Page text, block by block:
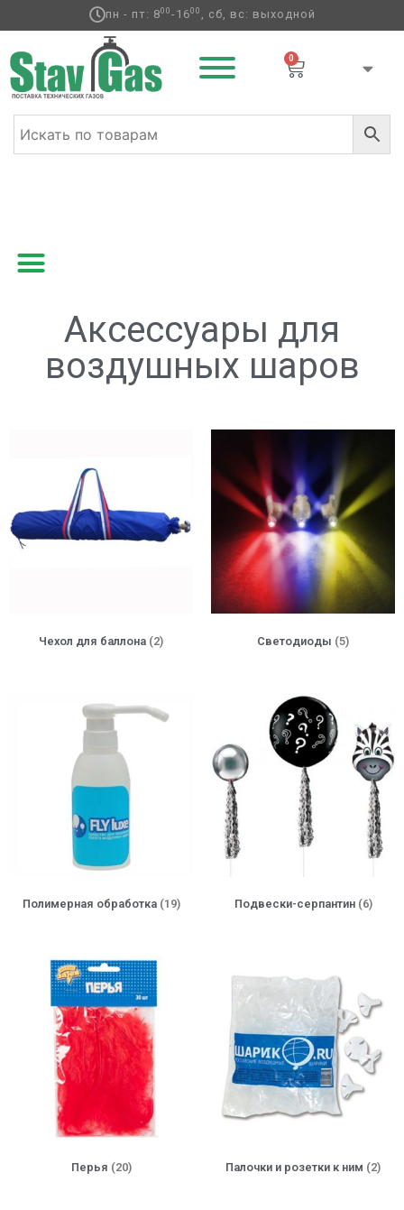
пн - пт: 800-1600 , сб, вс: выходной
0
Аксессуары для
воздушных шаров
Чехол для баллона (2) Светодиоды (5)
Полимерная обработка (19) Подвески-серпантин (6)
Перья (20) Палочки и розетки к ним (2)